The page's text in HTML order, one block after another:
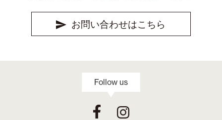
お問い合わせはこちら
Follow us